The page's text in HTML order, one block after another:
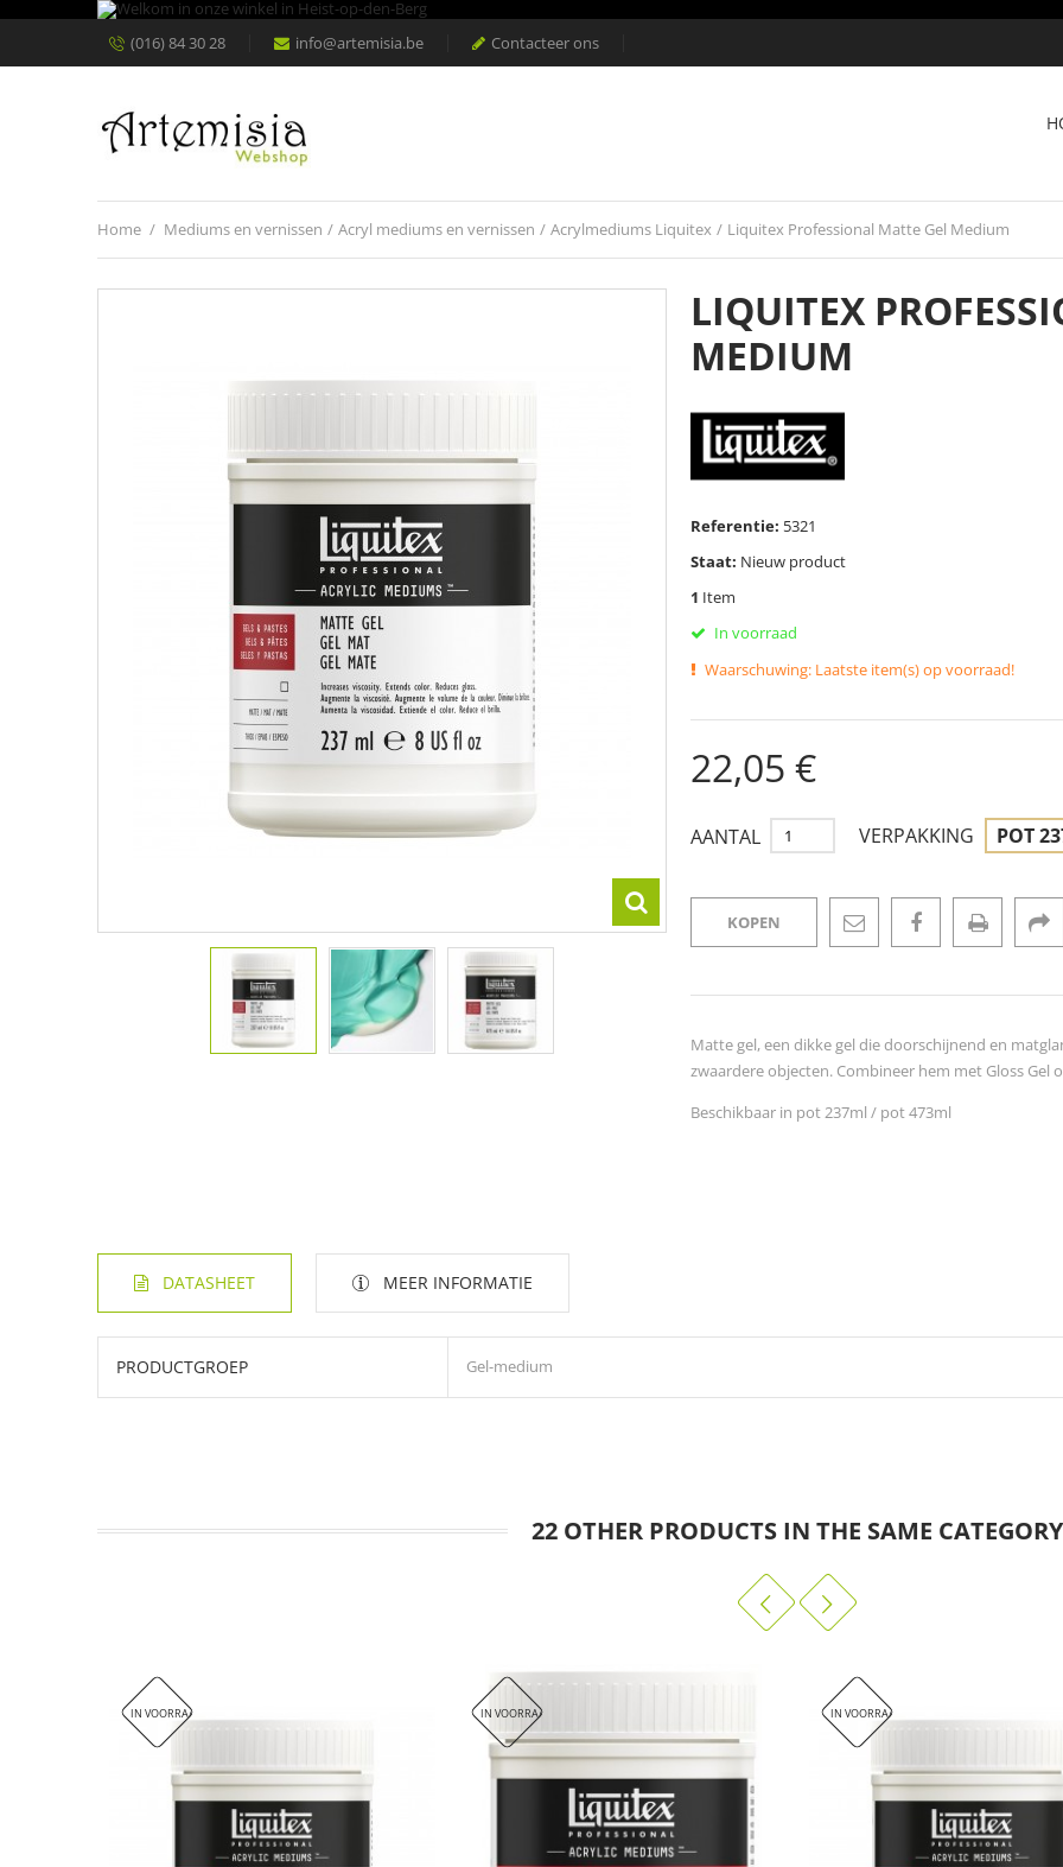
(016) 84 30 28 info@artemisia.be Contacteer ons
Home / Mediums en vernissen / Acryl mediums en vernissen / Acrylmediums Liquitex / Liquitex Professional Matte Gel Medium
LIQUITEX
MEDIUM
Referentie: 5321
Staat: Nieuw product
1 Item
In voorraad
Waarschuwing: Laatste item(s) op voorraad!
22,05 €
AANTAL VERPAKKING POT
KOPEN
Matte gel, een dikke gel die doorschijnend en
zwaardere objecten. Combineer hem met Gloss Gel
Beschikbaar in pot 237ml / pot 473ml
DATASHEET MEER INFORMATIE
PRODUCTGROEP Gel-medium
22 OTHER PRODUCTS IN THE SAME CATEGORY
IN VOORRAAD IN VOORRAAD IN VOORRAAD